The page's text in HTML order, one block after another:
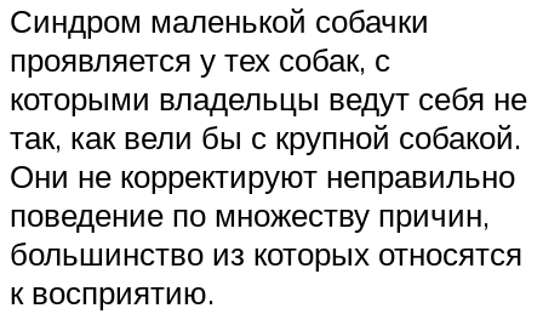
Синдром маленькой собачки
проявляется у тех собак, с
которыми владельцы ведут себя не
так, как вели бы с крупной собакой.
Они не корректируют неправильно
поведение по множеству причин,
большинство из которых относятся
к восприятию.